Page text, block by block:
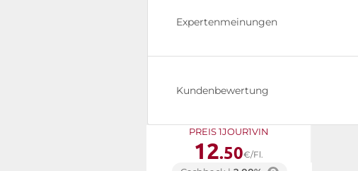
Expertenmeinungen
Kundenbewertung
PREIS 1JOUR1VIN
12.50€/Fl.